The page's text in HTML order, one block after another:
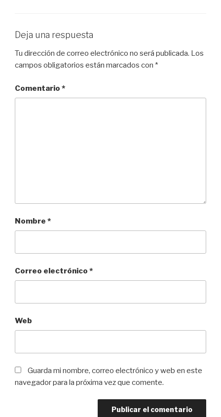
Deja una respuesta
Tu dirección de correo electrónico no será publicada. Los
campos obligatorios están marcados con *
Comentario *
Nombre *
Correo electrónico *
Web
Guarda mi nombre, correo electrónico y web en este
navegador para la próxima vez que comente.